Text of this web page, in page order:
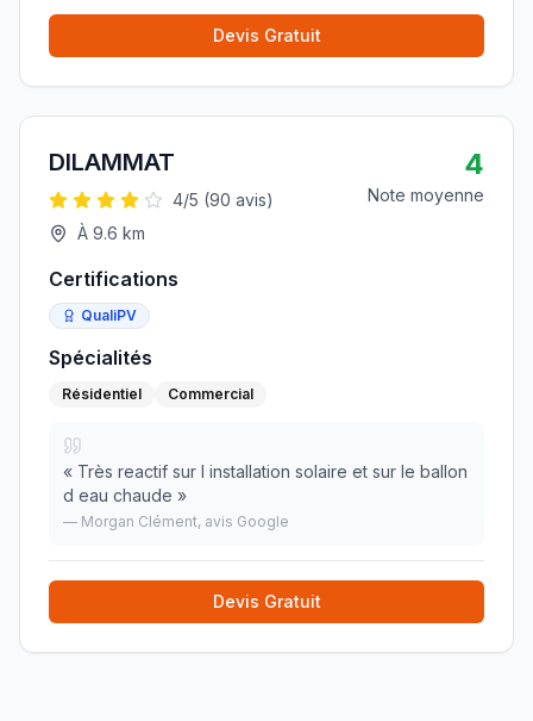
Devis Gratuit
DILAMMAT
4/5 (90 avis)
À 9.6 km
4
Note moyenne
Certifications
QualiPV
Spécialités
Résidentiel Commercial
« Très reactif sur l installation solaire et sur le ballon
d eau chaude »
— Morgan Clément, avis Google
Devis Gratuit